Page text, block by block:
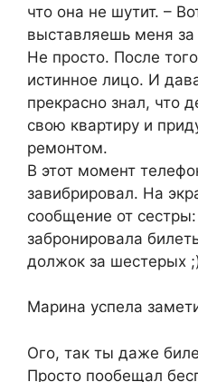
что она не шутит. –
выставляешь меня за
Не просто. После
истинное лицо. И
прекрасно знал, что
свою квартиру и
ремонтом.
В этот момент
завибрировал. На
сообщение от сестры:
забронировала
должок за шестерых
Марина успела
Ого, так ты даже
Просто пообещал